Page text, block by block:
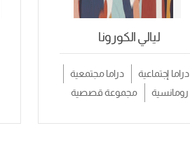
ليالي الكورونا
دراما إجتماعية
دراما مجتمعية
رومانسية
مجموعة قصصية